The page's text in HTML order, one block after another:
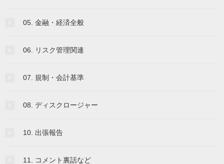
05. 金融・経済全般
06. リスク管理関連
07. 規制・会計基準
08. ディスクロージャー
10. 出張報告
11. コメント裏話など